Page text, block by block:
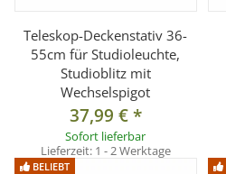
Teleskop-Deckenstativ 36-
55cm für Studioleuchte,
Studioblitz mit
Wechselspigot
37,99 €*
Sofort lieferbar
Lieferzeit: 1 - 2 Werktage
BELIEBT